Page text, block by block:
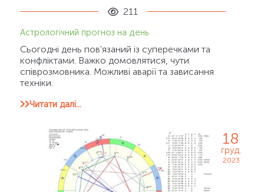
211
Астрологічний прогноз на день
Сьогодні день пов'язаний із суперечками та
конфліктами. Важко домовлятися, чути
співрозмовника. Можливі аварії та зависання
техніки.
Читати далі...
18
груд.
2023